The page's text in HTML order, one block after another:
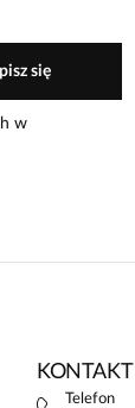
się
w
KONTAKT
Telefon